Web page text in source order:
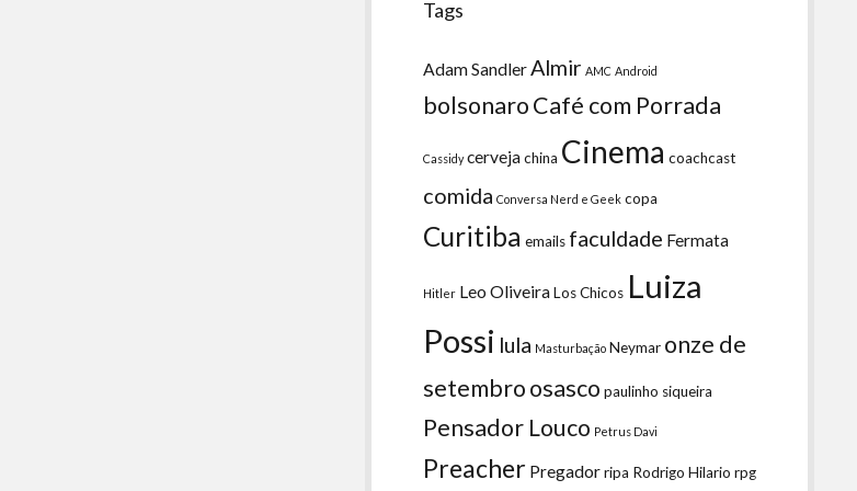
Tags
Adam Sandler Almir AMC Android
bolsonaroCafé com Porrada
Cassidy cervejachina Cinema coachcast
comida Conversa Nerd e Geek copa
Curitiba emails faculdade Fermata
Hitler Leo OliveiraLos Chicos Luiza
Possi lula Masturbação Neymar onze de
setembroosasco paulinho siqueira
Pensador Louco Petrus Davi
Preacher Pregadorripa Rodrigo Hilario rpg